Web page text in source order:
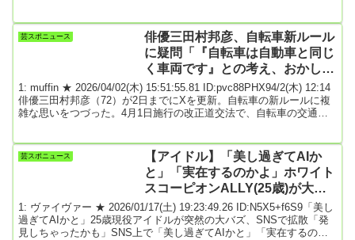
「AIの進化」というテーマになり、さまざまな観点からコメントし
た堀江氏。そこで「どんな仕事がなくなる?」と質問されると、堀江
芸スポニュース
俳優三田村邦彦、自転車新ルール
に疑問「『自転車は自動車と同じ
く車両です』との考え、おかしく
ないですか？車道を走るのは怖
い！」
1: muffin ★ 2026/04/02(木) 15:51:55.81 ID:pvc88PHX94/2(木) 12:14
俳優三田村邦彦（72）が2日までにXを更新。自転車の新ルールに複
雑な思いをつづった。4月1日施行の改正道交法で、自転車の交通違
転車の右側に1～1・5メートル以上の距離をあけて追い越さなければ
違反となるとされる。三田村は「自転車は動力ではないのだから自
芸スポニュース
【アイドル】「美し過ぎてAIか
と」「実在するのかよ」ホワイト
スコーピオンALLY(25歳)が大バ
ズ
1: ヴァイヴァー ★ 2026/01/17(土) 19:23:49.26 ID:N5X5+f6S9「美し
過ぎてAIかと」25歳現役アイドルが突然の大バズ、SNSで拡散「発
見しちゃったかも」SNS上で「美し過ぎてAIかと」「実在するのか